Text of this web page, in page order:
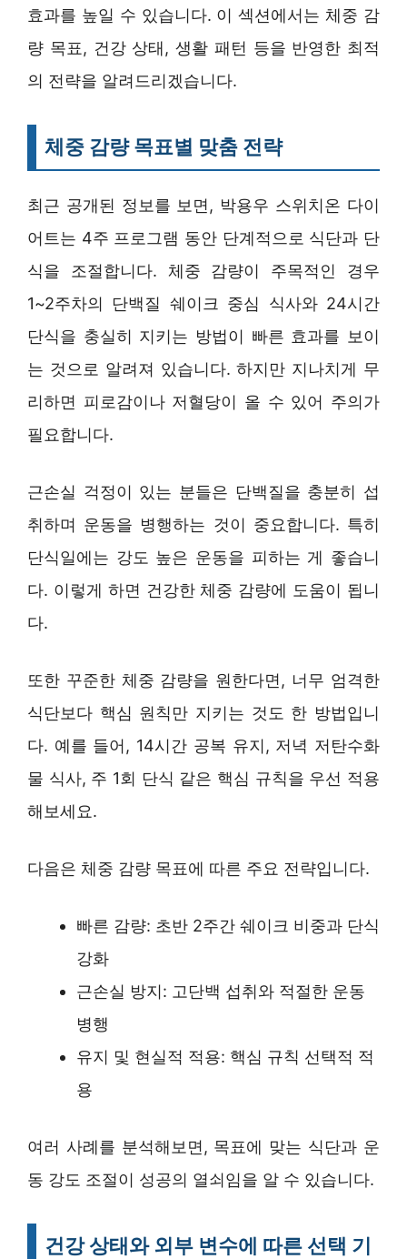
효과를 높일 수 있습니다. 이 섹션에서는 체중 감
량 목표, 건강 상태, 생활 패턴 등을 반영한 최적
의 전략을 알려드리겠습니다.
체중 감량 목표별 맞춤 전략
최근 공개된 정보를 보면, 박용우 스위치온 다이
어트는 4주 프로그램 동안 단계적으로 식단과 단
식을 조절합니다. 체중 감량이 주목적인 경우
1~2주차의 단백질 쉐이크 중심 식사와 24시간
단식을 충실히 지키는 방법이 빠른 효과를 보이
는 것으로 알려져 있습니다. 하지만 지나치게 무
리하면 피로감이나 저혈당이 올 수 있어 주의가
필요합니다.
근손실 걱정이 있는 분들은 단백질을 충분히 섭
취하며 운동을 병행하는 것이 중요합니다. 특히
단식일에는 강도 높은 운동을 피하는 게 좋습니
다. 이렇게 하면 건강한 체중 감량에 도움이 됩니
다.
또한 꾸준한 체중 감량을 원한다면, 너무 엄격한
식단보다 핵심 원칙만 지키는 것도 한 방법입니
다. 예를 들어, 14시간 공복 유지, 저녁 저탄수화
물 식사, 주 1회 단식 같은 핵심 규칙을 우선 적용
해보세요.
다음은 체중 감량 목표에 따른 주요 전략입니다.
빠른 감량: 초반 2주간 쉐이크 비중과 단식
강화
근손실 방지: 고단백 섭취와 적절한 운동
병행
유지 및 현실적 적용: 핵심 규칙 선택적 적
용
여러 사례를 분석해보면, 목표에 맞는 식단과 운
동 강도 조절이 성공의 열쇠임을 알 수 있습니다.
건강 상태와 외부 변수에 따른 선택 기